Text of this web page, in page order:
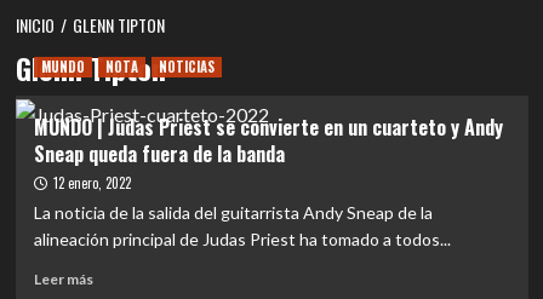
INICIO GLENN TIPTON
Glenn Tipton
MUNDO NOTA NOTICIAS
MUNDO | Judas Priest se convierte en un cuarteto y Andy
Sneap queda fuera de la banda
12 enero, 2022
La noticia de la salida del guitarrista Andy Sneap de la
alineación principal de Judas Priest ha tomado a todos...
Leer másLeer